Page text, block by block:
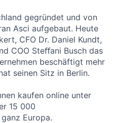
gegründet und von
Asci aufgebaut. Heute
CFO Dr. Daniel Kundt,
COO Steﬀani Busch das
beschäftigt mehr
seinen Sitz in Berlin.
kaufen online unter
15 000
Europa.